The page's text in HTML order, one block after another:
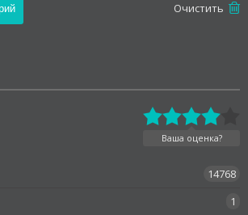
Oчистить
Ваша оценка?
14768
1